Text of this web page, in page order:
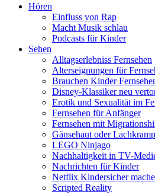
Hören
Einfluss von Rap
Macht Musik schlau
Podcasts für Kinder
Sehen
Alltagserlebniss Fernsehen
Alterseignungen für
Brauchen Kinder
Disney-Klassiker neu
Erotik und Sexualität im
Fernsehen für Anfänger
Fernsehen mit
Gänsehaut oder
LEGO Ninjago
Nachhaltigkeit in TV-
Nachrichten für Kinder
Netflix Kindersicher
Scripted Reality